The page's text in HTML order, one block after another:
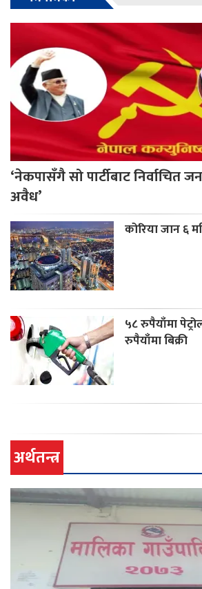
‘नेकपासँगै सो पार्टीबाट निर्वाचित
अवैध’
कोरिया जान ६
५८ रुपैयाँमा
रुपैयाँमा बिक्री
अर्थतन्त्र